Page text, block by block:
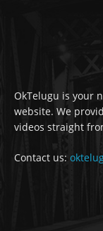
OkTelugu is your
website. We
videos straight
Contact us: